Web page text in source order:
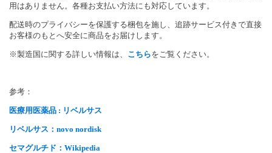
用はありません。各種お支払い方法にも対応しています。
配送時のプライバシーを保護する梱包を施し、追跡サービス付きで直接
お客様のもとへ安全に商品をお届けします。
※製造国に関する詳しい情報は、 こちらをご覧ください。
参考：
医療用医薬品 : リベルサス
リベルサス：novo nordisk
セマグルチド：Wikipedia